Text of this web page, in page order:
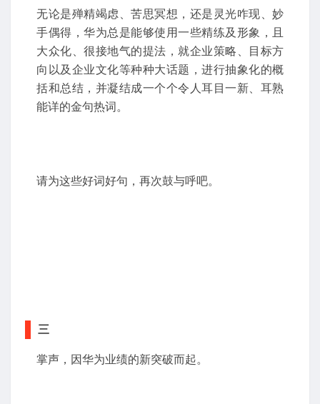
无论是殚精竭虑、苦思冥想，还是灵光咋现、妙
手偶得，华为总是能够使用一些精练及形象，且
大众化、很接地气的提法，就企业策略、目标方
向以及企业文化等种种大话题，进行抽象化的概
括和总结，并凝结成一个个令人耳目一新、耳熟
能详的金句热词。
请为这些好词好句，再次鼓与呼吧。
三
掌声，因华为业绩的新突破而起。